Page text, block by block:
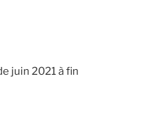
juin 2021 à fin